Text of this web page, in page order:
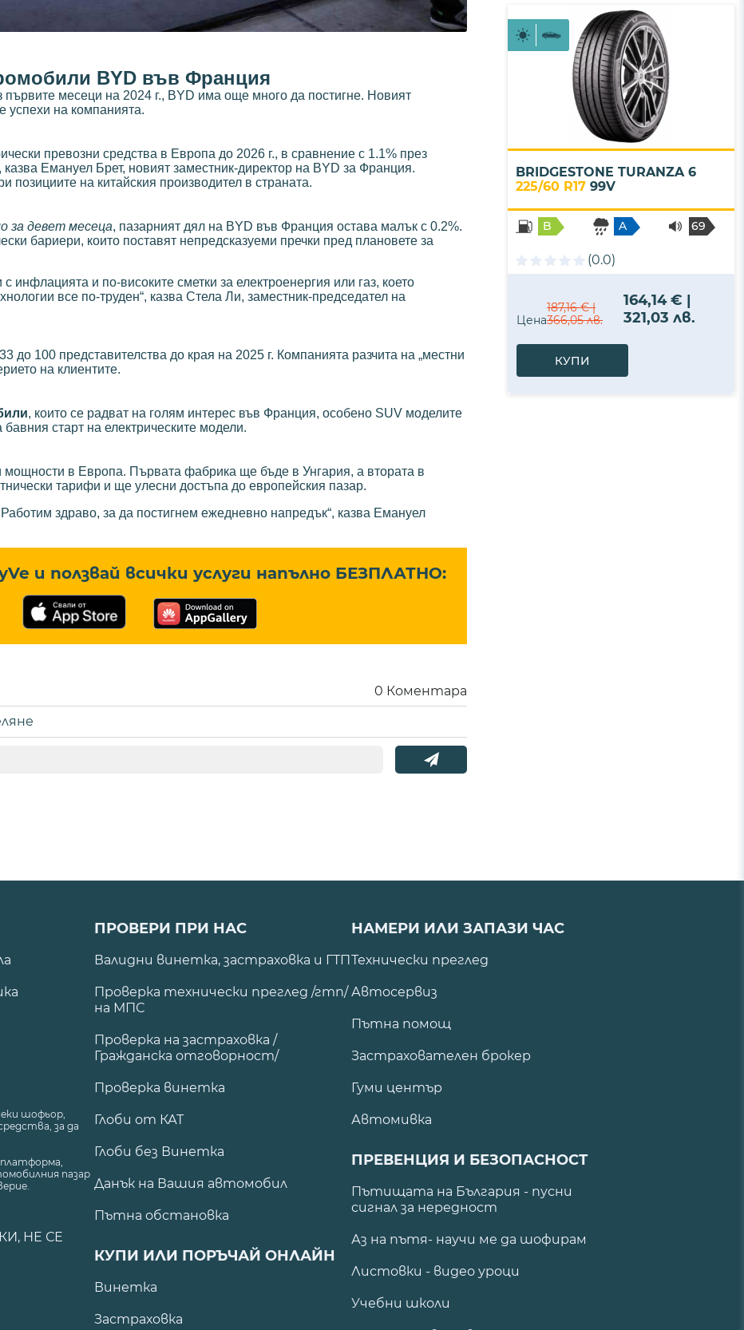
BYD във Франция
месеци на 2024 г., BYD има още много да постигне. Новият
успехи на компанията.
превозни средства в Европа до 2026 г., в сравнение с 1.1% през
Емануел Брет, новият заместник-директор на BYD за Франция.
на китайския производител в страната.
за девет месеца, пазарният дял на BYD във Франция остава малък с 0.2%.
бариери, които поставят непредсказуеми пречки пред плановете за
инфлацията и по-високите сметки за електроенергия или газ, което
все по-труден“, казва Стела Ли, заместник-председател на
100 представителства до края на 2025 г. Компанията разчита на „местни
на клиентите.
, които се радват на голям интерес във Франция, особено SUV моделите
старт на електрическите модели.
мощности в Европа. Първата фабрика ще бъде в Унгария, а втората в
тарифи и ще улесни достъпа до европейския пазар.
здраво, за да постигнем ежедневно напредък“, казва Емануел
и ползвай всички услуги напълно БЕЗПЛАТНО:
0 Коментара
BRIDGESTONE TURANZA 6
225/60 R17 99V
B A
69
(0.0)
Цена
187,16 € |
366,05 лв.
164,14 € |
321,03 лв.
КУПИ
шофьор,
за да
пазар
НЕ СЕ
ПРОВЕРИ ПРИ НАС
Валидни винетка, застраховка и ГТП
Проверка технически преглед /гтп/
на МПС
Проверка на застраховка /
Гражданска отговорност/
Проверка винетка
Глоби от КАТ
Глоби без Винетка
Данък на Вашия автомобил
Пътна обстановка
КУПИ ИЛИ ПОРЪЧАЙ ОНЛАЙН
Винетка
Застраховка
НАМЕРИ ИЛИ ЗАПАЗИ ЧАС
Технически преглед
Автосервиз
Пътна помощ
Застрахователен брокер
Гуми център
Автомивка
ПРЕВЕНЦИЯ И БЕЗОПАСНОСТ
Пътищата на България - пусни
сигнал за нередност
Аз на пътя- научи ме да шофирам
Листовки - видео уроци
Учебни школи